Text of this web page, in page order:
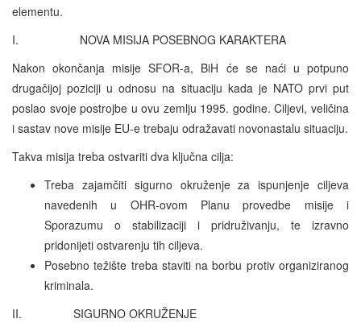
elementu.
I. NOVA MISIJA POSEBNOG KARAKTERA
Nakon okončanja misije SFOR-a, BiH će se naći u potpuno
drugačijoj poziciji u odnosu na situaciju kada je NATO prvi put
poslao svoje postrojbe u ovu zemlju 1995. godine. Ciljevi, veličina
i sastav nove misije EU-e trebaju odražavati novonastalu situaciju.
Takva misija treba ostvariti dva ključna cilja:
Treba zajamčiti sigurno okruženje za ispunjenje ciljeva
navedenih u OHR-ovom Planu provedbe misije i
Sporazumu o stabilizaciji i pridruživanju, te izravno
pridonijeti ostvarenju tih ciljeva.
Posebno težište treba staviti na borbu protiv organiziranog
kriminala.
II. SIGURNO OKRUŽENJE